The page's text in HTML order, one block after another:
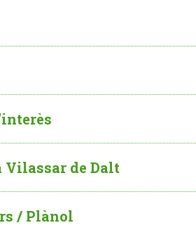
Vilassar de Dalt
/ Plànol